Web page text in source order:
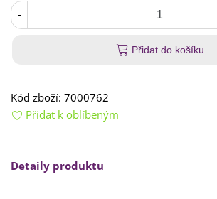
-
Přidat do košíku
Kód zboží: 7000762
Přidat k oblíbeným
Detaily produktu